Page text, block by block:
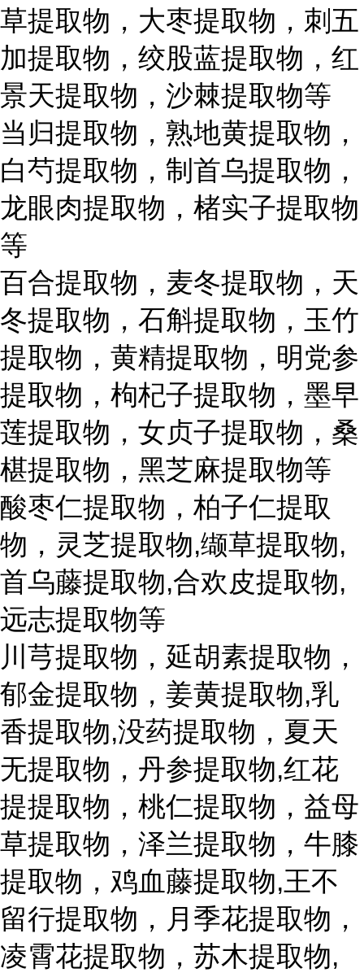
草提取物，大枣提取物，刺五
加提取物，绞股蓝提取物，红
景天提取物，沙棘提取物等
当归提取物，熟地黄提取物，
白芍提取物，制首乌提取物，
龙眼肉提取物，楮实子提取物
等
百合提取物，麦冬提取物，天
冬提取物，石斛提取物，玉竹
提取物，黄精提取物，明党参
提取物，枸杞子提取物，墨早
莲提取物，女贞子提取物，桑
椹提取物，黑芝麻提取物等
酸枣仁提取物，柏子仁提取
物，灵芝提取物,缬草提取物,
首乌藤提取物,合欢皮提取物,
远志提取物等
川芎提取物，延胡素提取物，
郁金提取物，姜黄提取物,乳
香提取物,没药提取物，夏天
无提取物，丹参提取物,红花
提提取物，桃仁提取物，益母
草提取物，泽兰提取物，牛膝
提取物，鸡血藤提取物,王不
留行提取物，月季花提取物，
凌霄花提取物，苏木提取物,